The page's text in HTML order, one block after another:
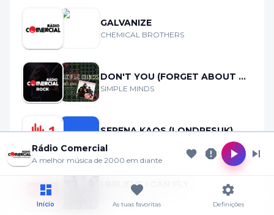
GALVANIZE
CHEMICAL BROTHERS
DON'T YOU (FORGET ABOUT ME)
SIMPLE MINDS
S SERENA KAOS (LONDRESUK)
I BELIEVE I CAN FLY
JAMES INGRAM
Cookie Preferences
Allow analytics Essential only
Início As tuas favoritas Definições
Rádio Comercial
A melhor música de 2000 em diante